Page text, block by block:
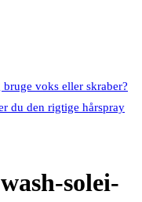
voks eller skraber?
du den rigtige hårspray
solei-